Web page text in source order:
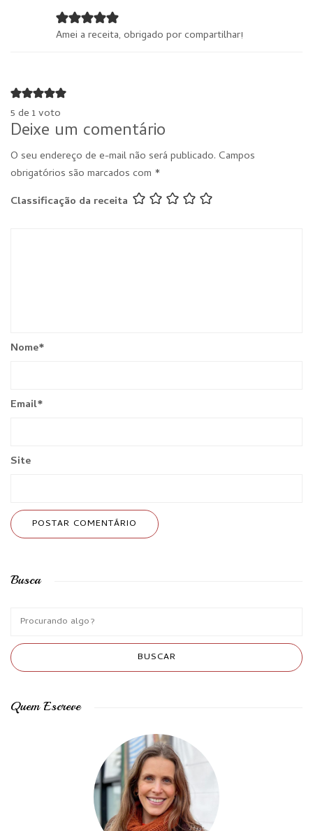
Amei a receita, obrigado por compartilhar!
5 de 1 voto
Deixe um comentário
O seu endereço de e-mail não será publicado. Campos
obrigatórios são marcados com *
Classificação da receita
Nome*
Email*
Site
Busca
Quem Escreve